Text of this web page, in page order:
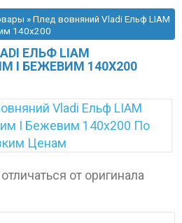
» Плед вовняний Vladi Ельф LIAM
140х200
ЕЛЬФ LIAM
І БЕЖЕВИМ 140Х200
от оригинала